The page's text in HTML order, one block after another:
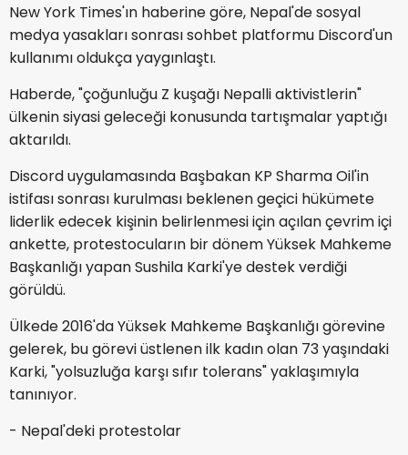
New York Times'ın haberine göre, Nepal'de sosyal
medya yasakları sonrası sohbet platformu Discord'un
kullanımı oldukça yaygınlaştı.
Haberde, "çoğunluğu Z kuşağı Nepalli aktivistlerin"
ülkenin siyasi geleceği konusunda tartışmalar yaptığı
aktarıldı.
Discord uygulamasında Başbakan KP Sharma Oil'in
istifası sonrası kurulması beklenen geçici hükümete
liderlik edecek kişinin belirlenmesi için açılan çevrim içi
ankette, protestocuların bir dönem Yüksek Mahkeme
Başkanlığı yapan Sushila Karki'ye destek verdiği
görüldü.
Ülkede 2016'da Yüksek Mahkeme Başkanlığı görevine
gelerek, bu görevi üstlenen ilk kadın olan 73 yaşındaki
Karki, "yolsuzluğa karşı sıfır tolerans" yaklaşımıyla
tanınıyor.
- Nepal'deki protestolar